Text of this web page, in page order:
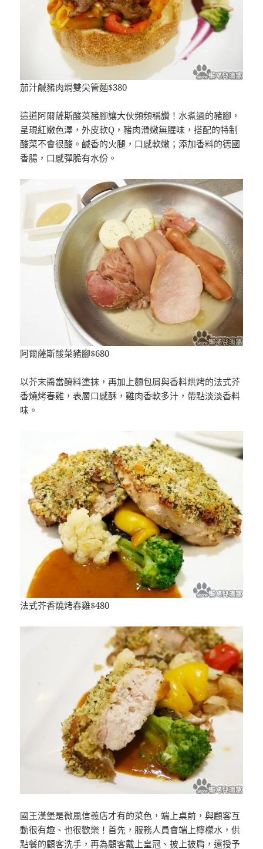
茄汁鹹豬肉焗雙尖管麵$380
這道阿爾薩斯酸菜豬腳讓大伙頻頻稱讚！水煮過的豬腳，
呈現紅嫩色澤，外皮軟Q，豬肉滑嫩無腥味，搭配的特制
酸菜不會很酸。鹹香的火腿，口感軟嫩；添加香料的德國
香腸，口感彈脆有水份。
阿爾薩斯酸菜豬腳$680
以芥末醬當醃料塗抹，再加上麵包屑與香料烘烤的法式芥
香燒烤春雞，表層口感酥，雞肉香軟多汁，帶點淡淡香料
味。
法式芥香燒烤春雞$480
國王漢堡是微風信義店才有的菜色，端上桌前，與顧客互
動很有趣、也很歡樂！首先，服務人員會端上檸檬水，供
點餐的顧客洗手，再為顧客戴上皇冠、披上披肩，還授予